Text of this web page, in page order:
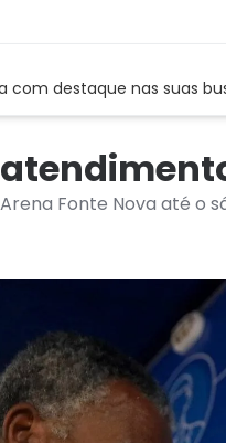
com destaque nas suas
Fonte Nova até o